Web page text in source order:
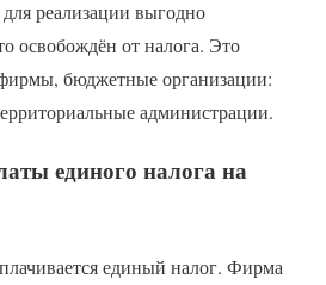
реализации выгодно
освобождён от налога. Это
бюджетные организации:
администрации.
единого налога на
единый налог. Фирма